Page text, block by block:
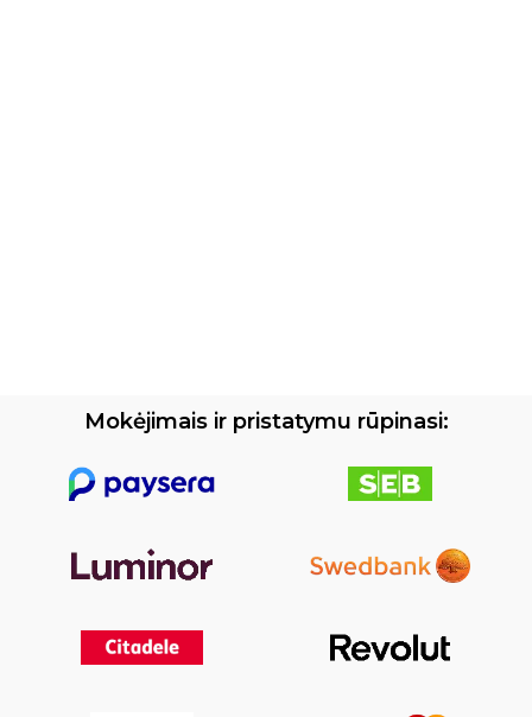
Mokėjimais ir pristatymu rūpinasi: